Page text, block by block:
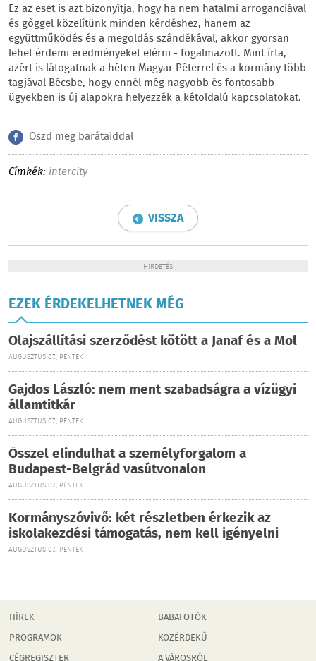
Ez az eset is azt bizonyítja, hogy ha nem hatalmi arroganciával
és gőggel közelítünk minden kérdéshez, hanem az
együttműködés és a megoldás szándékával, akkor gyorsan
lehet érdemi eredményeket elérni - fogalmazott. Mint írta,
azért is látogatnak a héten Magyar Péterrel és a kormány több
tagjával Bécsbe, hogy ennél még nagyobb és fontosabb
ügyekben is új alapokra helyezzék a kétoldalú kapcsolatokat.
Oszd meg barátaiddal
Címkék: intercity
VISSZA
HIRDETÉS
EZEK ÉRDEKELHETNEK MÉG
Olajszállítási szerződést kötött a Janaf és a Mol
AUGUSZTUS 07., PÉNTEK
Gajdos László: nem ment szabadságra a vízügyi
államtitkár
AUGUSZTUS 07., PÉNTEK
Ősszel elindulhat a személyforgalom a
Budapest-Belgrád vasútvonalon
AUGUSZTUS 07., PÉNTEK
Kormányszóvivő: két részletben érkezik az
iskolakezdési támogatás, nem kell igényelni
AUGUSZTUS 07., PÉNTEK
HÍREK
PROGRAMOK
BABAFOTÓK
KÖZÉRDEKŰ